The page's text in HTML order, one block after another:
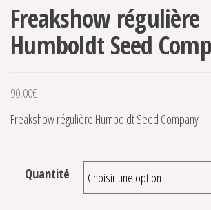
Freakshow régulière
Humboldt Seed
90,00€
Freakshow régulière Humboldt Seed Company
Quantité